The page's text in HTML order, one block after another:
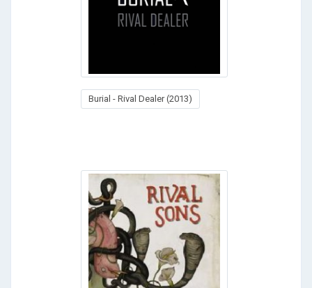
Burial - Rival Dealer (2013)